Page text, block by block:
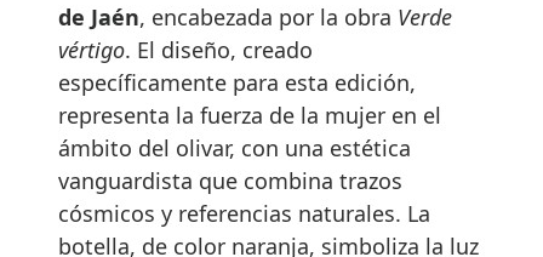
de Jaén, encabezada por la obra Verde
vértigo. El diseño, creado
específicamente para esta edición,
representa la fuerza de la mujer en el
ámbito del olivar, con una estética
vanguardista que combina trazos
cósmicos y referencias naturales. La
botella, de color naranja, simboliza la luz